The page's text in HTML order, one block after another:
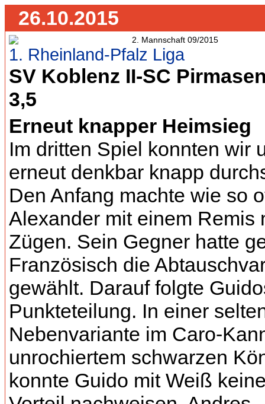
26.10.2015
1. Rheinland-Pfalz Liga
SV Koblenz II-SC
3,5
Erneut knapper Heimsieg
Im dritten Spiel konnten wir
erneut denkbar knapp
Den Anfang machte wie so
Alexander mit einem Remis
Zügen. Sein Gegner hatte
Französisch die
gewählt. Darauf folgte
Punkteteilung. In einer
Nebenvariante im Caro-
unrochiertem schwarzen
konnte Guido mit Weiß